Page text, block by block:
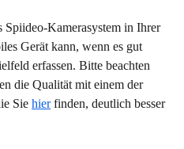
Spiideo-Kamerasystem in Ihrer
Gerät kann, wenn es gut
erfassen. Bitte beachten
die Qualität mit einem der
Sie hier finden, deutlich besser